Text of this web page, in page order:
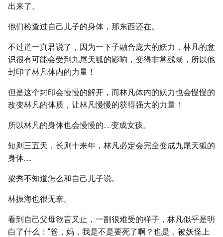
出来了。
他们检查过自己儿子的身体，那东西还在。
不过道一真君说了，因为一下子融合庞大的妖力，林凡的意
识很有可能会受到九尾天狐的影响，变得非常残暴，所以他
封印了林凡体内的力量！
但是这个封印会慢慢的解开，而林凡体内的妖力也会慢慢的
改变林凡的体质，让林凡慢慢的获得强大的力量！
所以林凡的身体也会慢慢的.....变成女孩。
短则三五天，长则十来年，林凡必定会完全变成九尾天狐的
身体.....
梁秀不知道怎么和自己儿子说。
林振海也很无奈。
看到自己父母欲言又止，一副很难受的样子，林凡似乎是明
白了什么：“爸，妈，我是不是要死了啊？也是，被妖怪上